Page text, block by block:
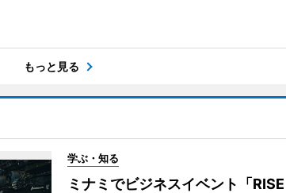
もっと見る
学ぶ・知る
ミナミでビジネスイベント「RISE